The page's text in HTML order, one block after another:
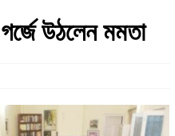
: মুখ্যমন্ত্রী
পেতে চলেছে কলকাতা হাইকোর্ট
উঠলেন মমতা